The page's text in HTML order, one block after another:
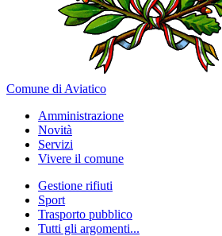
Comune di Aviatico
Amministrazione
Novità
Servizi
Vivere il comune
Gestione rifiuti
Sport
Trasporto pubblico
Tutti gli argomenti...